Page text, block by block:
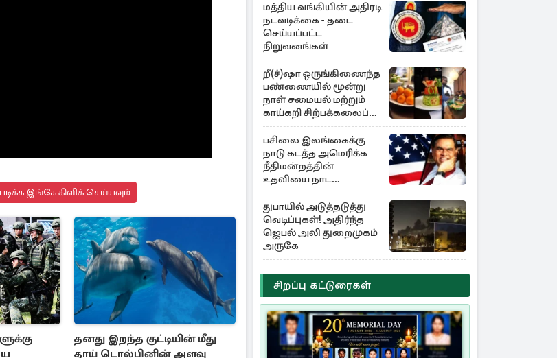
நோக்கி நகர ஆரம்பித்துள்ள
தரிசனம்’ நிகழ்ச்சி:
இங்கே கிளிக் செய்யவும்
தனது இறந்த குட்டியின் மீது
தாய் டொல்பினின் அளவு
மத்திய வங்கியின் அதிரடி
நடவடிக்கை - தடை
செய்யப்பட்ட
நிறுவனங்கள்
றீ(ச்)ஷா ஒருங்கிணைந்த
பண்ணையில் மூன்று
நாள் சமையல் மற்றும்
காய்கறி சிற்பக்கலைப்
பயிற்சி
பசிலை இலங்கைக்கு
நாடு கடத்த அமெரிக்க
நீதிமன்றத்தின்
உதவியை நாட
அரசாங்கம் முடிவு
துபாயில் அடுத்தடுத்து
வெடிப்புகள்! அதிர்ந்த
ஜெபல் அலி துறைமுகம்
அருகே
சிறப்பு கட்டுரைகள்